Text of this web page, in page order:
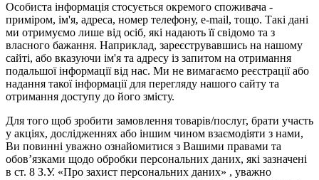
Особиста інформація стосується окремого споживача -
приміром, ім'я, адреса, номер телефону, e-mail, тощо. Такі дані
ми отримуємо лише від осіб, які надають її свідомо та з
власного бажання. Наприклад, зареєструвавшись на нашому
сайті, або вказуючи ім'я та адресу із запитом на отримання
подальшої інформації від нас. Ми не вимагаємо реєстрації або
надання такої інформації для перегляду нашого сайту та
отримання доступу до його змісту.
Для того щоб зробити замовлення товарів/послуг, брати участь
у акціях, дослідженнях або іншим чином взаємодіяти з нами,
Ви повинні уважно ознайомитися з Вашими правами та
обов’язками щодо обробки персональних даних, які зазначені
в ст. 8 З.У. «Про захист персональних даних» , уважно